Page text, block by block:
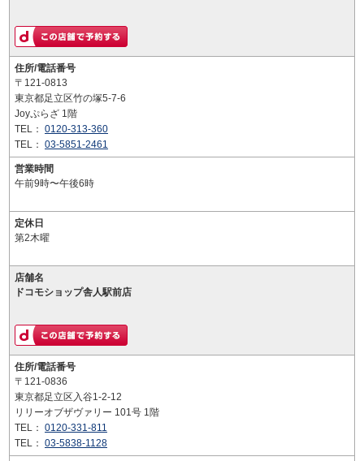
住所/電話番号
〒121-0813
東京都足立区竹の塚5-7-6
Joyぷらざ 1階
TEL： 0120-313-360
TEL： 03-5851-2461
営業時間
午前9時〜午後6時
定休日
第2木曜
店舗名
ドコモショップ舎人駅前店
住所/電話番号
〒121-0836
東京都足立区入谷1-2-12
リリーオブザヴァリー 101号 1階
TEL： 0120-331-811
TEL： 03-5838-1128